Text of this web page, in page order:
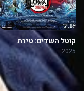
קוטל השדים: טירת
האינסוף
2025